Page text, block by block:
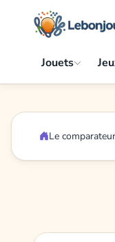
Jouets
Le